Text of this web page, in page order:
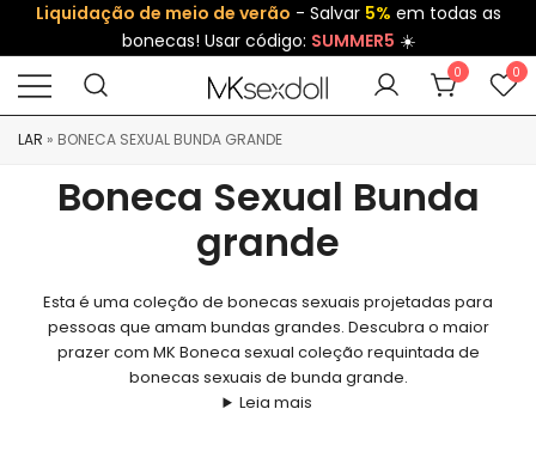
Liquidação de meio de verão - Salvar 5% em todas as
bonecas! Usar código: SUMMER5 ☀️
0 0
LAR » BONECA SEXUAL BUNDA GRANDE
Boneca Sexual Bunda
grande
Esta é uma coleção de bonecas sexuais projetadas para
pessoas que amam bundas grandes. Descubra o maior
prazer com MK Boneca sexual coleção requintada de
bonecas sexuais de bunda grande.
Leia mais